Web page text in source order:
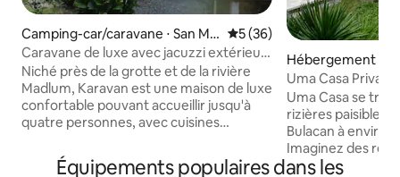
Camping-car/caravane ⋅ San Mig
uel
Évaluation moyenne sur la
5 (36)
Caravane de luxe avec jacuzzi extérieur
à Madlum
Niché près de la grotte et de la rivière
Madlum, Karavan est une maison de luxe
confortable pouvant accueillir jusqu'à
quatre personnes, avec cuisines
chaude, énergie solaire, terrasse avec
jacuzzi privé et confort pour les animaux
Hébergement ⋅
Uma Casa
Animaux
Uma Casa se
rizières paisibles
Bulacan à environ
Imaginez des
chambres
Équipements populaires dans les